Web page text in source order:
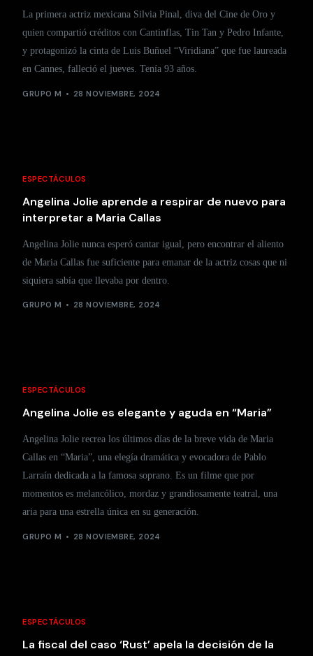
La primera actriz mexicana Silvia Pinal, diva del Cine de Oro y
quien compartió créditos con Cantinflas, Tin Tan y Pedro Infante,
y protagonizó la cinta de Luis Buñuel “Viridiana” que fue laureada
en Cannes, falleció el jueves. Tenía 93 años.
GRUPO M 28 NOVIEMBRE, 2024
ESPECTÁCULOS
Angelina Jolie aprende a respirar de nuevo para
interpretar a Maria Callas
Angelina Jolie nunca esperó cantar igual, pero encontrar el aliento
de Maria Callas fue suficiente para emanar de la actriz cosas que ni
siquiera sabía que llevaba por dentro.
GRUPO M 28 NOVIEMBRE, 2024
ESPECTÁCULOS
Angelina Jolie es elegante y aguda en “Maria”
Angelina Jolie recrea los últimos días de la breve vida de Maria
Callas en “Maria”, una elegía dramática y evocadora de Pablo
Larraín dedicada a la famosa soprano. Es un filme que por
momentos es melancólico, mordaz y grandiosamente teatral, una
aria para una estrella única en su generación.
GRUPO M 28 NOVIEMBRE, 2024
ESPECTÁCULOS
La fiscal del caso ‘Rust’ apela la decisión de la